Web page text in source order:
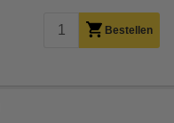
Bestellen